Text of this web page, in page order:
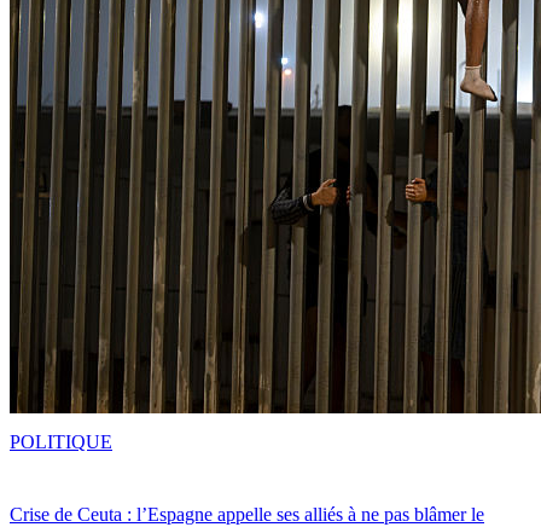
Crise de Ceuta : l’Espagne appelle ses alliés à ne pas blâmer le
POLITIQUE